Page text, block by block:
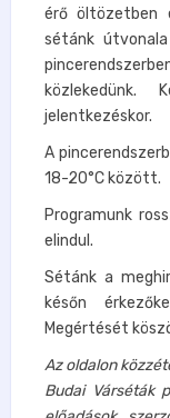
érő öltözetben
sétánk
jelentkezéskor.
A
18-20°C között.
Programunk
elindul.
Sétánk a
későn
Megértését
Az oldalon
Budai Várséták